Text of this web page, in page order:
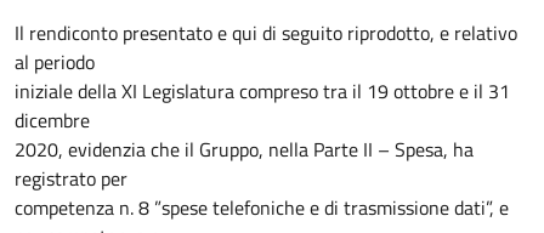
Il rendiconto presentato e qui di seguito riprodotto, e relativo
al periodo
iniziale della XI Legislatura compreso tra il 19 ottobre e il 31
dicembre
2020, evidenzia che il Gruppo, nella Parte II – Spesa, ha
registrato per
competenza n. 8 ”spese telefoniche e di trasmissione dati”, e